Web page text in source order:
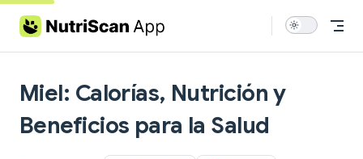
Skip to content
Miel: Calorías, Nutrición y
Beneficios para la Salud